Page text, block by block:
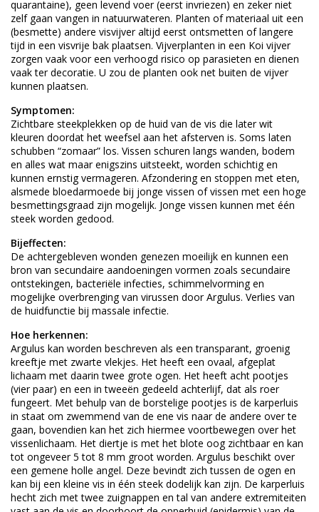
quarantaine), geen levend voer (eerst invriezen) en zeker niet
zelf gaan vangen in natuurwateren. Planten of materiaal uit een
(besmette) andere visvijver altijd eerst ontsmetten of langere
tijd in een visvrije bak plaatsen. Vijverplanten in een Koi vijver
zorgen vaak voor een verhoogd risico op parasieten en dienen
vaak ter decoratie. U zou de planten ook net buiten de vijver
kunnen plaatsen.
Symptomen:
Zichtbare steekplekken op de huid van de vis die later wit
kleuren doordat het weefsel aan het afsterven is. Soms laten
schubben “zomaar” los. Vissen schuren langs wanden, bodem
en alles wat maar enigszins uitsteekt, worden schichtig en
kunnen ernstig vermageren. Afzondering en stoppen met eten,
alsmede bloedarmoede bij jonge vissen of vissen met een hoge
besmettingsgraad zijn mogelijk. Jonge vissen kunnen met één
steek worden gedood.
Bijeffecten:
De achtergebleven wonden genezen moeilijk en kunnen een
bron van secundaire aandoeningen vormen zoals secundaire
ontstekingen, bacteriële infecties, schimmelvorming en
mogelijke overbrenging van virussen door Argulus. Verlies van
de huidfunctie bij massale infectie.
Hoe herkennen:
Argulus kan worden beschreven als een transparant, groenig
kreeftje met zwarte vlekjes. Het heeft een ovaal, afgeplat
lichaam met daarin twee grote ogen. Het heeft acht pootjes
(vier paar) en een in tweeën gedeeld achterlijf, dat als roer
fungeert. Met behulp van de borstelige pootjes is de karperluis
in staat om zwemmend van de ene vis naar de andere over te
gaan, bovendien kan het zich hiermee voortbewegen over het
vissenlichaam. Het diertje is met het blote oog zichtbaar en kan
tot ongeveer 5 tot 8 mm groot worden. Argulus beschikt over
een gemene holle angel. Deze bevindt zich tussen de ogen en
kan bij een kleine vis in één steek dodelijk kan zijn. De karperluis
hecht zich met twee zuignappen en tal van andere extremiteiten